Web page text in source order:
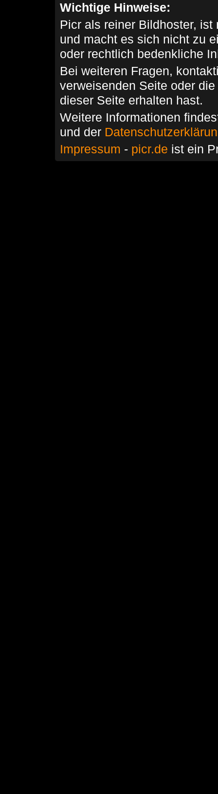
Wichtige Hinweise:
Picr als reiner Bildhoster,
und macht es sich nicht zu
oder rechtlich bedenkliche
Bei weiteren Fragen,
verweisenden Seite oder
dieser Seite erhalten hast.
Weitere Informationen
und der
Impressum - picr.de ist ein